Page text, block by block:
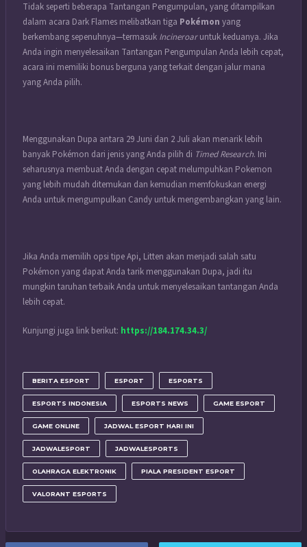
Tidak seperti beberapa Tantangan Pengumpulan, yang ditampilkan
dalam acara Dark Flames melibatkan tiga Pokémon yang
berkembang sepenuhnya—termasuk Incineroaruntuk keduanya. Jika
Anda ingin menyelesaikan Tantangan Pengumpulan Anda lebih cepat,
acara ini memiliki bonus berguna yang terkait dengan jalur mana
yang Anda pilih.
Menggunakan Dupa antara 29 Juni dan 2 Juli akan menarik lebih
banyak Pokémon dari jenis yang Anda pilih di Timed Research. Ini
seharusnya membuat Anda dengan cepat melumpuhkan Pokemon
yang lebih mudah ditemukan dan kemudian memfokuskan energi
Anda untuk mengumpulkan Candy untuk mengembangkan yang lain.
Jika Anda memilih opsi tipe Api, Litten akan menjadi salah satu
Pokémon yang dapat Anda tarik menggunakan Dupa, jadi itu
mungkin taruhan terbaik Anda untuk menyelesaikan tantangan Anda
lebih cepat.
Kunjungi juga link berikut: https://184.174.34.3/
BERITA ESPORT ESPORT ESPORTS
ESPORTS INDONESIA ESPORTS NEWS GAME ESPORT
GAME ONLINE JADWAL ESPORT HARI INI
JADWALESPORT JADWALESPORTS
OLAHRAGA ELEKTRONIK PIALA PRESIDENT ESPORT
VALORANT ESPORTS